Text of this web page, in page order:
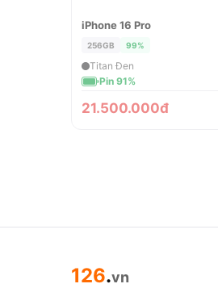
ĐÃ BÁN
iPhone 16 Pro
256GB 99%
Titan Đen
Pin 91%
21.500.000đ
126.vn